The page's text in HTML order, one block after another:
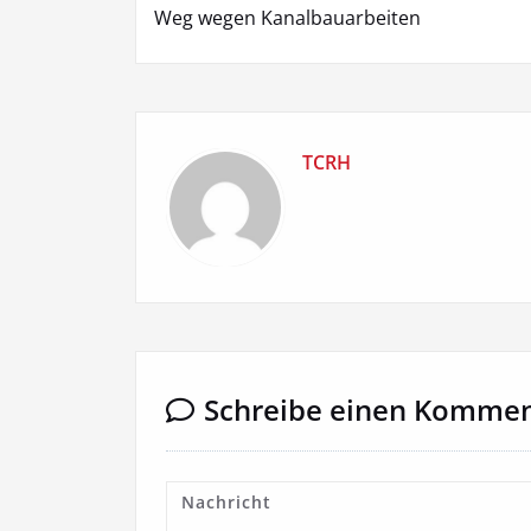
Weg wegen Kanalbauarbeiten
TCRH
Schreibe einen